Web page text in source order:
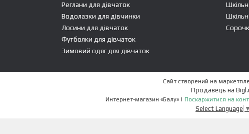
Реглани для дівчаток
Водолазки для дівчинки
Лосини для дівчаток
Футболки для дівчаток
Зимовий одяг для дівчаток
Сайт створений на
Продавець на
Интернет-магазин «Балу» | Поскаржитися на
Select Language ▼